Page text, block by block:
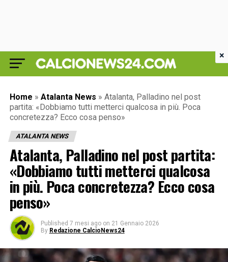
Home » Atalanta News » Atalanta, Palladino nel post
partita: «Dobbiamo tutti metterci qualcosa in più. Poca
concretezza? Ecco cosa penso»
ATALANTA NEWS
Atalanta, Palladino nel post partita:
«Dobbiamo tutti metterci qualcosa
in più. Poca concretezza? Ecco cosa
penso»
Published 7 mesi ago on 21 Gennaio 2026
By Redazione CalcioNews24
×